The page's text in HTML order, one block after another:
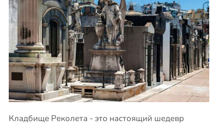
Кладбище Реколета - это настоящий шедевр